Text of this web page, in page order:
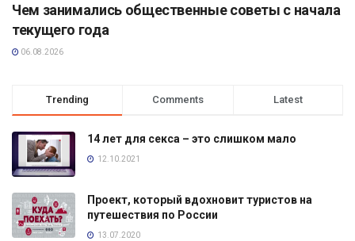
Чем занимались общественные советы с начала
текущего года
06.08.2026
Trending Comments Latest
14 лет для секса – это слишком мало
12.10.2021
Проект, который вдохновит туристов на
путешествия по России
13.07.2020